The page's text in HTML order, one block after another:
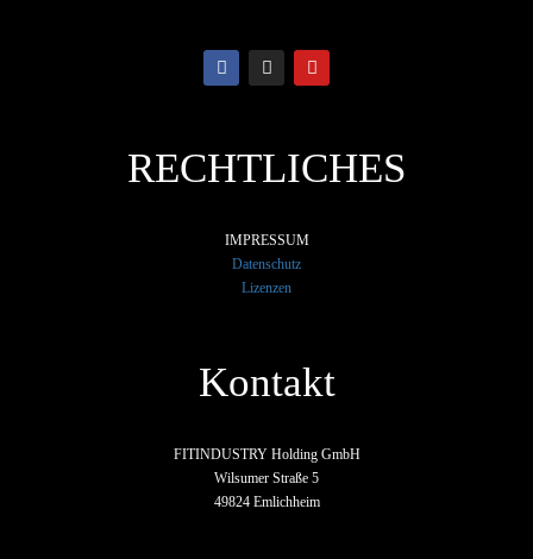
RECHTLICHES
IMPRESSUM
Datenschutz
Lizenzen
Kontakt
FITINDUSTRY Holding GmbH
Wilsumer Straße 5
49824 Emlichheim